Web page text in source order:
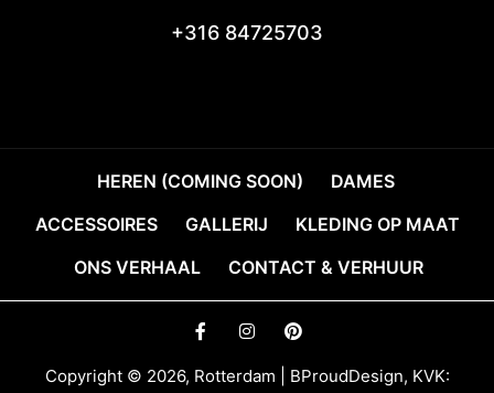
+316 84725703
HEREN (COMING SOON)
DAMES
ACCESSOIRES
GALLERIJ
KLEDING OP MAAT
ONS VERHAAL
CONTACT & VERHUUR
Copyright © 2026, Rotterdam | BProudDesign, KVK: